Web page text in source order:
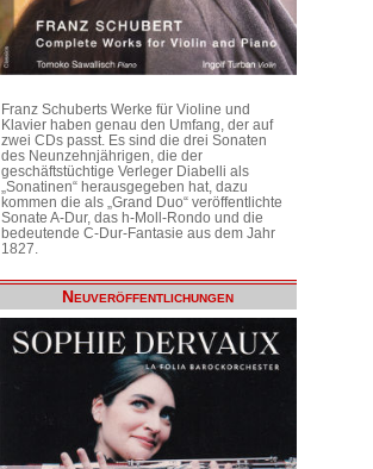
Franz Schuberts Werke für Violine und
Klavier haben genau den Umfang, der auf
zwei CDs passt. Es sind die drei Sonaten
des Neunzehnjährigen, die der
geschäftstüchtige Verleger Diabelli als
„Sonatinen“ herausgegeben hat, dazu
kommen die als „Grand Duo“ veröffentlichte
Sonate A-Dur, das h-Moll-Rondo und die
bedeutende C-Dur-Fantasie aus dem Jahr
1827.
Neuveröffentlichungen